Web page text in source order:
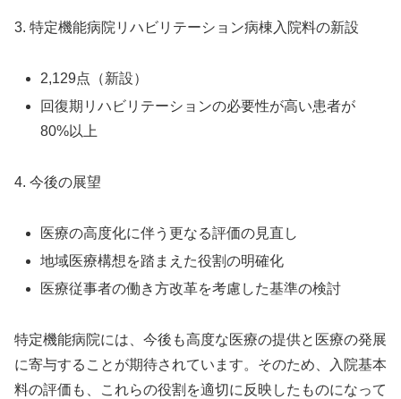
3. 特定機能病院リハビリテーション病棟入院料の新設
2,129点（新設）
回復期リハビリテーションの必要性が高い患者が
80%以上
4. 今後の展望
医療の高度化に伴う更なる評価の見直し
地域医療構想を踏まえた役割の明確化
医療従事者の働き方改革を考慮した基準の検討
特定機能病院には、今後も高度な医療の提供と医療の発展
に寄与することが期待されています。そのため、入院基本
料の評価も、これらの役割を適切に反映したものになって